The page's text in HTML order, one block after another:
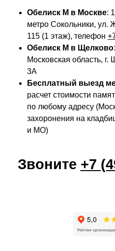
Обелиск М в Москве:
метро Сокольники, ул.
115 (1 этаж), телефон
Обелиск М в Щелково
Московская область,
3А
Бесплатный выезд
расчет стоимости
по любому адресу
захоронения на
и МО)
Звоните +7